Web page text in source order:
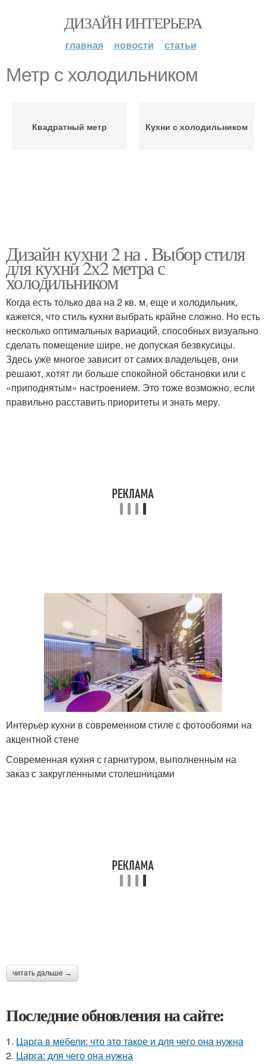
ДИЗАЙН ИНТЕРЬЕРА
главная новости статьи
Метр с холодильником
Квадратный метр Кухни с холодильником
Дизайн кухни 2 на . Выбор стиля
для кухни 2х2 метра с
холодильником
Когда есть только два на 2 кв. м, еще и холодильник,
кажется, что стиль кухни выбрать крайне сложно. Но есть
несколько оптимальных вариаций, способных визуально
сделать помещение шире, не допуская безвкусицы.
Здесь уже многое зависит от самих владельцев, они
решают, хотят ли больше спокойной обстановки или с
«приподнятым» настроением. Это тоже возможно, если
правильно расставить приоритеты и знать меру.
Интерьер кухни в современном стиле с фотообоями на
акцентной стене
Современная кухня с гарнитуром, выполненным на
заказ с закругленными столешницами
читать дальше →
Последние обновления на сайте:
1. Царга в мебели: что это такое и для чего она нужна
2. Царга: для чего она нужна